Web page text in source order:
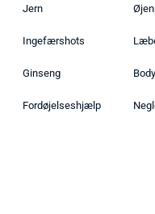
Jern
Ingefærshots
Ginseng
Fordøjelseshjælp
Body